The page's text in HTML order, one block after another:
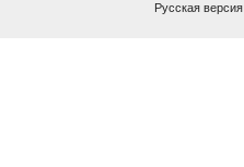
Русская версия